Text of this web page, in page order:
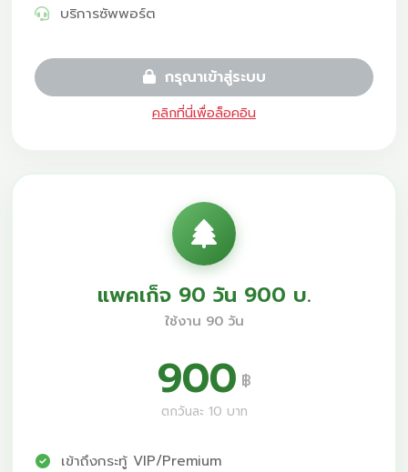
บริการซัพพอร์ต
กรุณาเข้าสู่ระบบ
คลิกที่นี่เพื่อล็อคอิน
แพคเก็จ 90 วัน 900 บ.
ใช้งาน 90 วัน
900 ฿
ตกวันละ 10 บาท
เข้าถึงกระทู้ VIP/Premium